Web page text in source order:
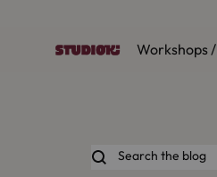
Workshops